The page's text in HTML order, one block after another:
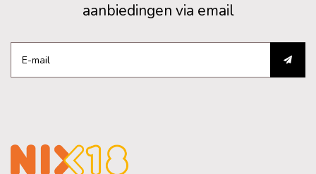
aanbiedingen via email